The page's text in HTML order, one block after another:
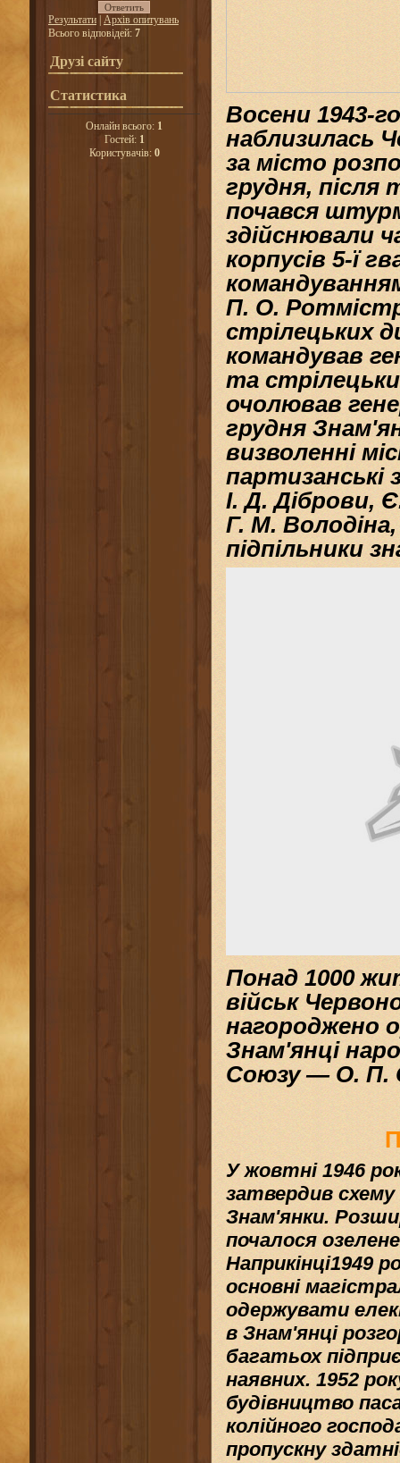
Результати Архів опитувань
Всього відповідей: 7
Друзі сайту
Статистика
Онлайн всього: 1
Гостей: 1
Користувачів: 0
Восени 1943-
наблизилась
за місто
грудня, після
почався
здійснювали
корпусів 5-ї
П. О.
стрілецьких
командував
та
очолював
грудня
визволенні
партизанські
І. Д. Діброви,
Г. М.
підпільники
Понад 1000
військ
нагороджено
Знам'янці
Союзу— О. П.
У жовтні 1946
затвердив схему
Знам'янки.
почалося
Наприкінці1949
основні
одержувати
в Знам'янці
багатьох
наявних. 1952
будівництво
колійного
пропускну